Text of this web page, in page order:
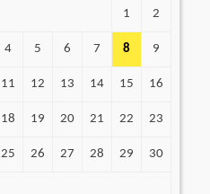
1 2
4 5 6 7 8 9
11 12 13 14 15 16
18 19 20 21 22 23
25 26 27 28 29 30